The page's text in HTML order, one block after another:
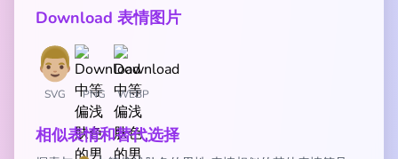
Download 表情图片
SVG PNG WEBP
相似表情和替代选择